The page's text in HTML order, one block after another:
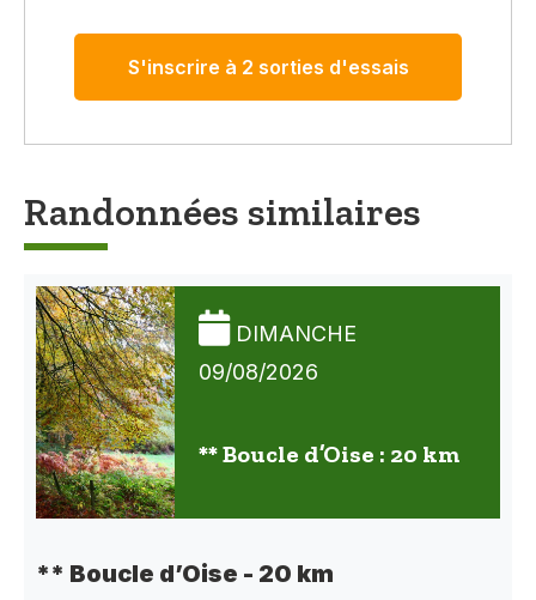
S'inscrire à 2 sorties d'essais
Randonnées similaires
DIMANCHE
09/08/2026
** Boucle d’Oise : 20 km
** Boucle d’Oise - 20 km